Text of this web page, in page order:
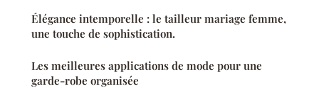
Élégance intemporelle : le tailleur mariage femme,
une touche de sophistication.
Les meilleures applications de mode pour une
garde-robe organisée